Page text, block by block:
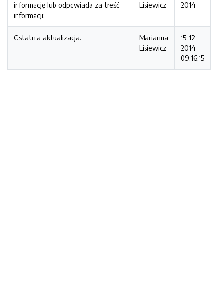
informację lub odpowiada za treść
informacji:
Lisiewicz
2014
Ostatnia aktualizacja:
Marianna
Lisiewicz
15-12-
2014
09:16:15